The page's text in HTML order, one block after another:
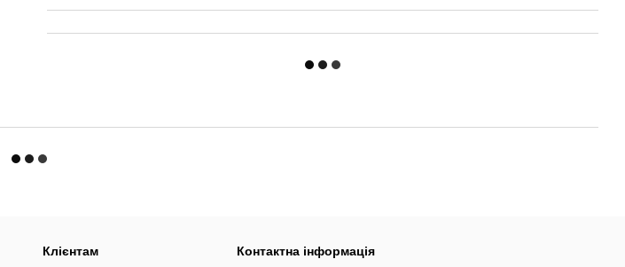
Клієнтам Контактна інформація